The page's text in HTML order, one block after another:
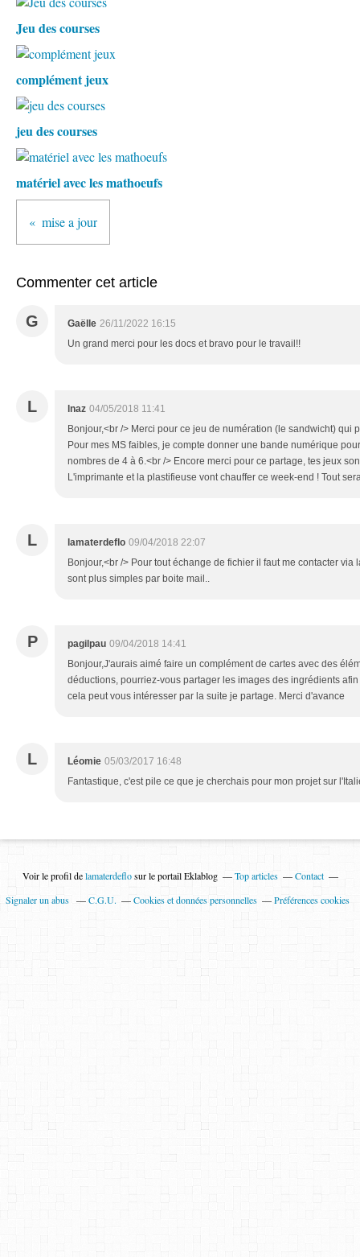
Jeu des courses
complément jeux
jeu des courses
matériel avec les mathoeufs
mise a jour
Commenter cet article
G Gaëlle 26/11/2022 16:15
Un grand merci pour les docs et bravo pour le travail!!
L lnaz 04/05/2018 11:41
Bonjour,<br /> Merci pour ce jeu de numération (le sandwicht) qui
Pour mes MS faibles, je compte donner une bande numérique
nombres de 4 à 6.<br /> Encore merci pour ce partage, tes jeux
L'imprimante et la plastifieuse vont chauffer ce week-end ! Tout
L lamaterdeflo 09/04/2018 22:07
Bonjour,<br /> Pour tout échange de fichier il faut me contacter via
sont plus simples par boite mail..
P pagilpau 09/04/2018 14:41
Bonjour,J'aurais aimé faire un complément de cartes avec des
déductions, pourriez-vous partager les images des ingrédients
cela peut vous intéresser par la suite je partage. Merci d'avance
L Léomie 05/03/2017 16:48
Fantastique, c'est pile ce que je cherchais pour mon projet sur
Voir le profil delamaterdeflosur le portail Eklablog Top articles
Contact
Signaler un abus
C.G.U. Cookies et données personnelles Préférences cookies